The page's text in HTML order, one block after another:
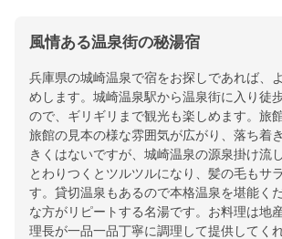
風情ある温泉街の秘湯宿
兵庫県の城崎温泉で宿をお探しであれば、
めします。城崎温泉駅から温泉街に入り徒
ので、ギリギリまで観光も楽しめます。旅
旅館の見本の様な雰囲気が広がり、落ち着
きくはないですが、城崎温泉の源泉掛け流
とわりつくとツルツルになり、髪の毛もサ
す。貸切温泉もあるので本格温泉を堪能く
な方がリピートする名湯です。お料理は地
理長が一品一品丁寧に調理して提供してく